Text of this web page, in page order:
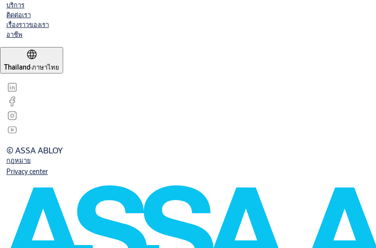
บริการ
ติดต่อเรา
เรื่องราวของเรา
อาชีพ
Thailand·ภาษาไทย
© ASSA ABLOY
กฎหมาย
Privacy center